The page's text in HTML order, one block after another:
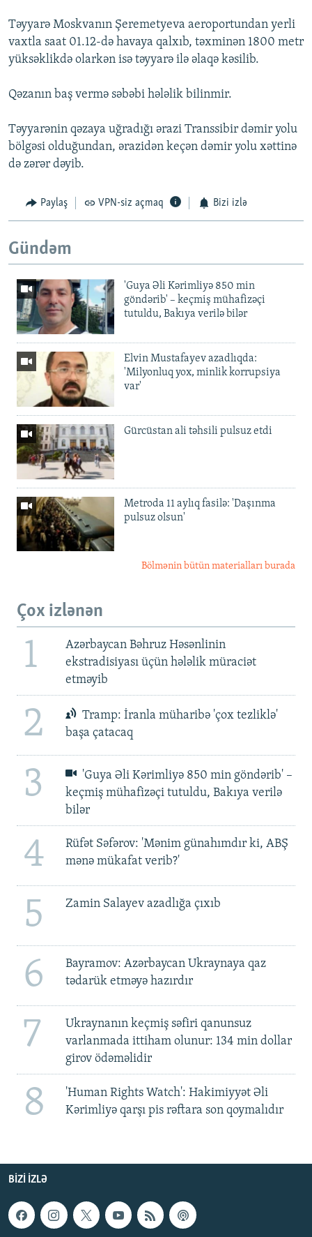
Təyyarə Moskvanın Şeremetyeva aeroportundan yerli
vaxtla saat 01.12-də havaya qalxıb, təxminən 1800 metr
yüksəklikdə olarkən isə təyyarə ilə əlaqə kəsilib.
Qəzanın baş vermə səbəbi hələlik bilinmir.
Təyyarənin qəzaya uğradığı ərazi Transsibir dəmir yolu
bölgəsi olduğundan, ərazidən keçən dəmir yolu xəttinə
də zərər dəyib.
Paylaş VPN-siz açmaq Bizi izlə
Gündəm
'Guya Əli Kərimliyə 850 min
göndərib' – keçmiş mühafizəçi
tutuldu, Bakıya verilə bilər
Elvin Mustafayev azadlıqda:
'Milyonluq yox, minlik korrupsiya
var'
Gürcüstan ali təhsili pulsuz etdi
Metroda 11 aylıq fasilə: 'Daşınma
pulsuz olsun'
Bölmənin bütün materialları burada
Çox izlənən
1
Azərbaycan Bəhruz Həsənlinin
ekstradisiyası üçün hələlik müraciət
etməyib
2
Tramp: İranla müharibə 'çox tezliklə'
başa çatacaq
3
'Guya Əli Kərimliyə 850 min göndərib' –
keçmiş mühafizəçi tutuldu, Bakıya verilə
bilər
4
Rüfət Səfərov: 'Mənim günahımdır ki, ABŞ
mənə mükafat verib?'
5 Zamin Salayev azadlığa çıxıb
6
Bayramov: Azərbaycan Ukraynaya qaz
tədarük etməyə hazırdır
7
Ukraynanın keçmiş səfiri qanunsuz
varlanmada ittiham olunur: 134 min dollar
girov ödəməlidir
8
'Human Rights Watch': Hakimiyyət Əli
Kərimliyə qarşı pis rəftara son qoymalıdır
BIZI IZLƏ